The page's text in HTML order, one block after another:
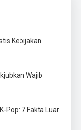
Kebijakan
Wajib
Pop: 7 Fakta Luar